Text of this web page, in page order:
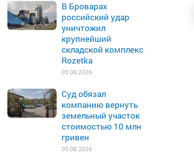
В Броварах
российский удар
уничтожил
крупнейший
складской комплекс
Rozetka
05.08.2026
Суд обязал
компанию вернуть
земельный участок
стоимостью 10 млн
гривен
05.08.2026